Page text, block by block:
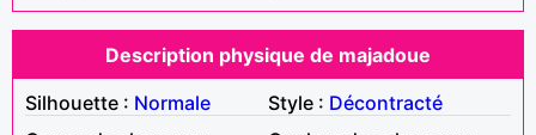
Description physique de majadoue
Silhouette : Normale Style : Décontracté